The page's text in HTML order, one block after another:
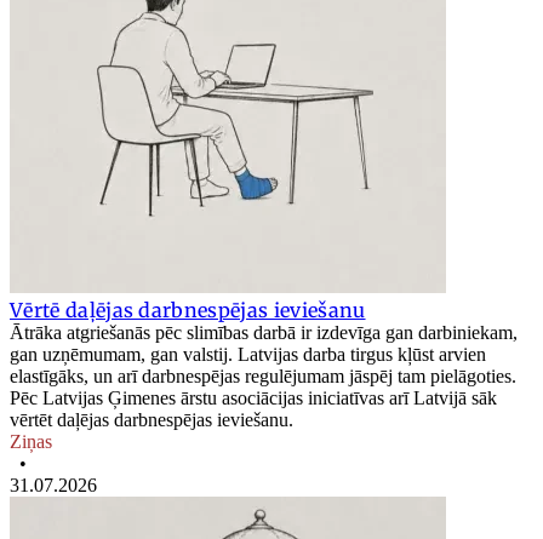
Vērtē daļējas darbnespējas ieviešanu
Ātrāka atgriešanās pēc slimības darbā ir izdevīga gan darbiniekam,
gan uzņēmumam, gan valstij. Latvijas darba tirgus kļūst arvien
elastīgāks, un arī darbnespējas regulējumam jāspēj tam pielāgoties.
Pēc Latvijas Ģimenes ārstu asociācijas iniciatīvas arī Latvijā sāk
vērtēt daļējas darbnespējas ieviešanu.
Ziņas
•
31.07.2026